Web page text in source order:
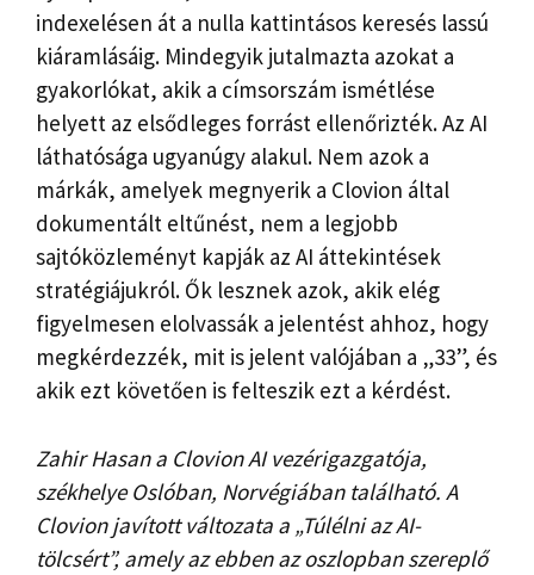
indexelésen át a nulla kattintásos keresés lassú
kiáramlásáig. Mindegyik jutalmazta azokat a
gyakorlókat, akik a címsorszám ismétlése
helyett az elsődleges forrást ellenőrizték. Az AI
láthatósága ugyanúgy alakul. Nem azok a
márkák, amelyek megnyerik a Clovion által
dokumentált eltűnést, nem a legjobb
sajtóközleményt kapják az AI áttekintések
stratégiájukról. Ők lesznek azok, akik elég
figyelmesen elolvassák a jelentést ahhoz, hogy
megkérdezzék, mit is jelent valójában a „33”, és
akik ezt követően is felteszik ezt a kérdést.
Zahir Hasan a Clovion AI vezérigazgatója,
székhelye Oslóban, Norvégiában található. A
Clovion javított változata a „Túlélni az AI-
tölcsért”, amely az ebben az oszlopban szereplő